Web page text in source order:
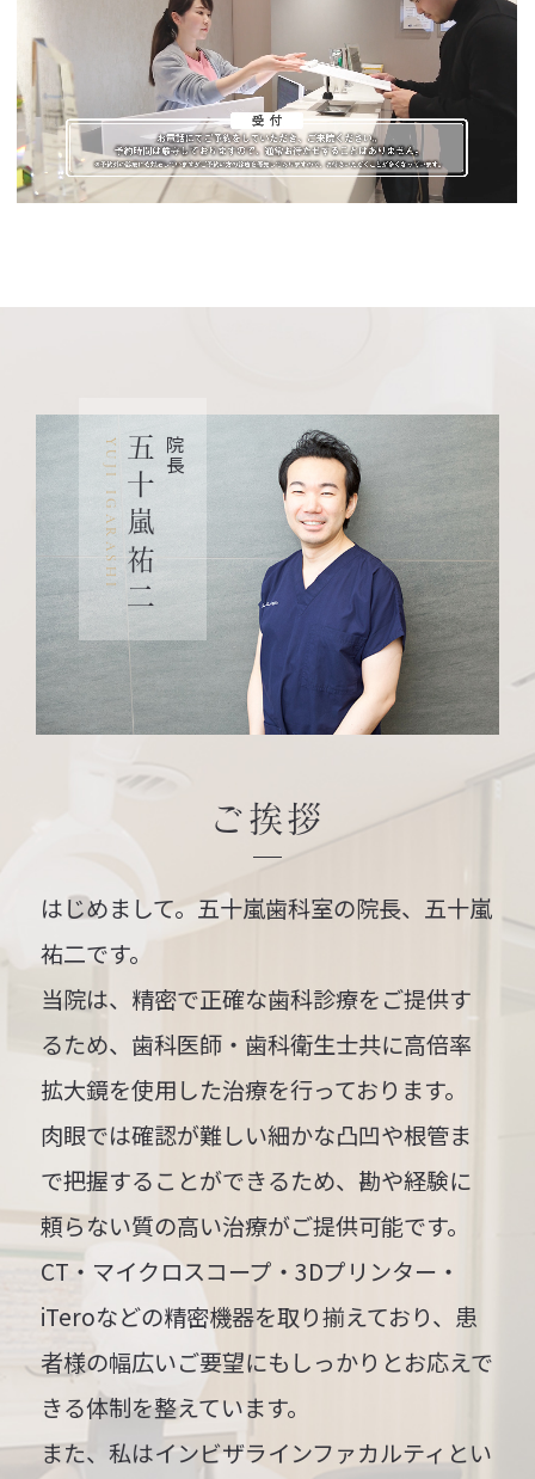
院長
五十嵐祐二
YUJI IGARASHI
ご挨拶
はじめまして。五十嵐歯科室の院長、五十嵐
祐二です。
当院は、精密で正確な歯科診療をご提供す
るため、歯科医師・歯科衛生士共に高倍率
拡大鏡を使用した治療を行っております。
肉眼では確認が難しい細かな凸凹や根管ま
で把握することができるため、勘や経験に
頼らない質の高い治療がご提供可能です。
CT・マイクロスコープ・3Dプリンター・
iTeroなどの精密機器を取り揃えており、患
者様の幅広いご要望にもしっかりとお応えで
きる体制を整えています。
また、私はインビザラインファカルティとい